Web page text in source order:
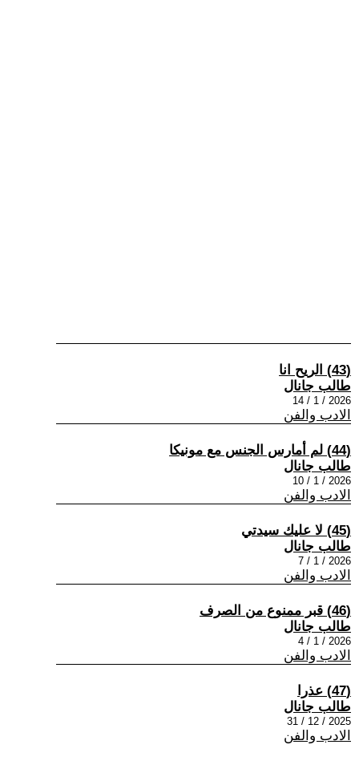
(43) الريح انا
طالب جانال
2026 / 1 / 14
الادب والفن
(44) لم أمارس الجنس مع مونيكا
طالب جانال
2026 / 1 / 10
الادب والفن
(45) لا عليك سيدتي
طالب جانال
2026 / 1 / 7
الادب والفن
(46) قبر ممنوع من الصرف
طالب جانال
2026 / 1 / 4
الادب والفن
(47) عذرا
طالب جانال
2025 / 12 / 31
الادب والفن